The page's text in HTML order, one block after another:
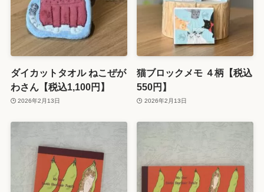
ダイカットタオル ねこぜが
わさん【税込1,100円】
2026年2月13日
猫ブロックメモ ４柄【税込
550円】
2026年2月13日